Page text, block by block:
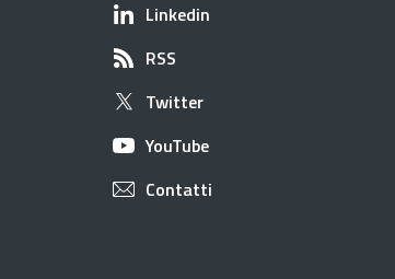
Linkedin
RSS
TwitterApre in una nuova scheda
YouTubeApre in una nuova scheda
Contatti